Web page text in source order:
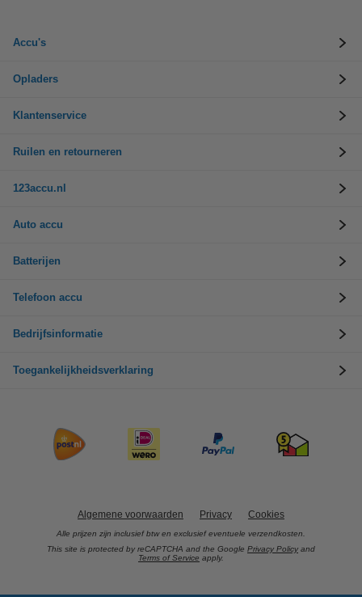
Accu's
Opladers
Klantenservice
Ruilen en retourneren
123accu.nl
Auto accu
Batterijen
Telefoon accu
Bedrijfsinformatie
Toegankelijkheidsverklaring
Algemene voorwaarden Privacy Cookies
Alle prijzen zijn inclusief btw en exclusief eventuele verzendkosten.
This site is protected by reCAPTCHA and the Google Privacy Policy and
Terms of Service apply.